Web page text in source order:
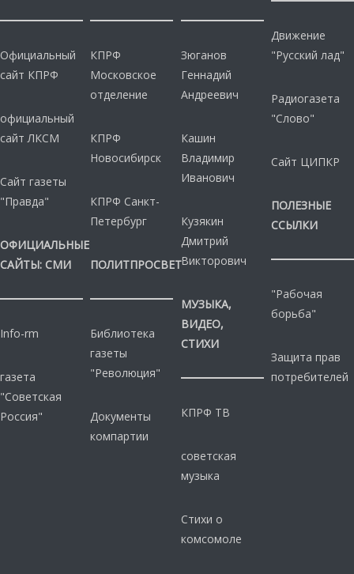
Официальный
сайт КПРФ
официальный
сайт ЛКСМ
Сайт газеты
"Правда"
ОФИЦИАЛЬНЫЕ
САЙТЫ: СМИ
Info-rm
газета
"Советская
Россия"
КПРФ
Московское
отделение
КПРФ
Новосибирск
КПРФ Санкт-
Петербург
ПОЛИТПРОСВЕТ
Библиотека
газеты
"Революция"
Документы
компартии
Зюганов
Геннадий
Андреевич
Кашин
Владимир
Иванович
Кузякин
Дмитрий
Викторович
МУЗЫКА,
ВИДЕО,
СТИХИ
КПРФ ТВ
советская
музыка
Стихи о
комсомоле
Движение
"Русский лад"
Радиогазета
"Слово"
Сайт ЦИПКР
ПОЛЕЗНЫЕ
ССЫЛКИ
"Рабочая
борьба"
Защита прав
потребителей